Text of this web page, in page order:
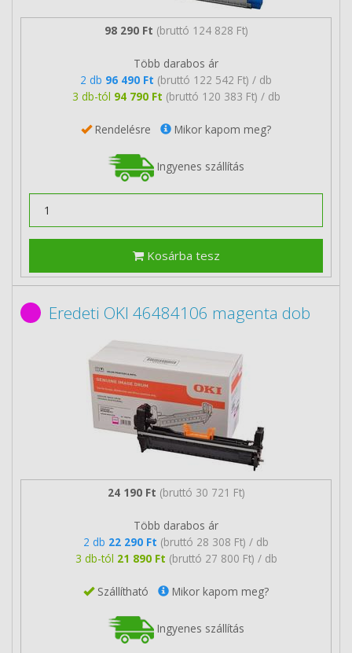
98 290 Ft (bruttó 124 828 Ft)
Több darabos ár
2 db 96 490 Ft (bruttó 122 542 Ft) / db
3 db-tól 94 790 Ft (bruttó 120 383 Ft) / db
Rendelésre Mikor kapom meg?
Ingyenes szállítás
Kosárba tesz
Eredeti OKI 46484106 magenta dob
24 190 Ft (bruttó 30 721 Ft)
Több darabos ár
2 db 22 290 Ft (bruttó 28 308 Ft) / db
3 db-tól 21 890 Ft (bruttó 27 800 Ft) / db
Szállítható Mikor kapom meg?
Ingyenes szállítás